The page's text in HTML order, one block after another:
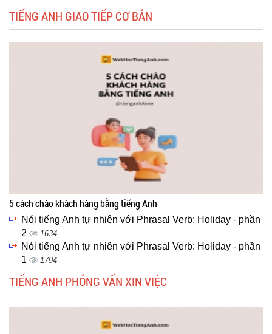
TIẾNG ANH GIAO TIẾP CƠ BẢN
5 cách chào khách hàng bằng tiếng Anh
Nói tiếng Anh tự nhiên với Phrasal Verb: Holiday - phần
2
1634
Nói tiếng Anh tự nhiên với Phrasal Verb: Holiday - phần
1
1794
TIẾNG ANH PHỎNG VẤN XIN VIỆC